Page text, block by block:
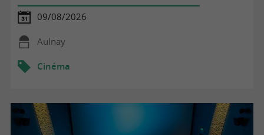
09/08/2026
Aulnay
Cinéma